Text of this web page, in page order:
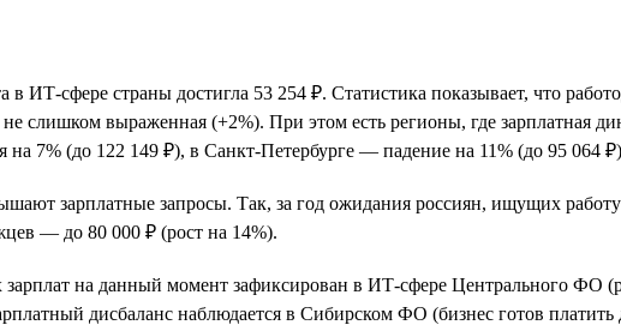
ИТ-сфере страны достигла 53 254 ₽. Статистика показывает, что
слишком выраженная (+2%). При этом есть регионы, где зарплатная
на 7% (до 122 149 ₽), в Санкт-Петербурге — падение на 11% (до 95 064
зарплатные запросы. Так, за год ожидания россиян, ищущих
— до 80 000 ₽ (рост на 14%).
на данный момент зафиксирован в ИТ-сфере Центрального ФО
дисбаланс наблюдается в Сибирском ФО (бизнес готов